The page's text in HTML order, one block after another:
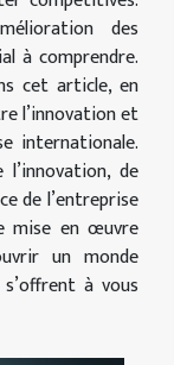
des
à comprendre.
cet article, en
l’innovation et
internationale.
de
de l’entreprise
mise en œuvre
un monde
à vous